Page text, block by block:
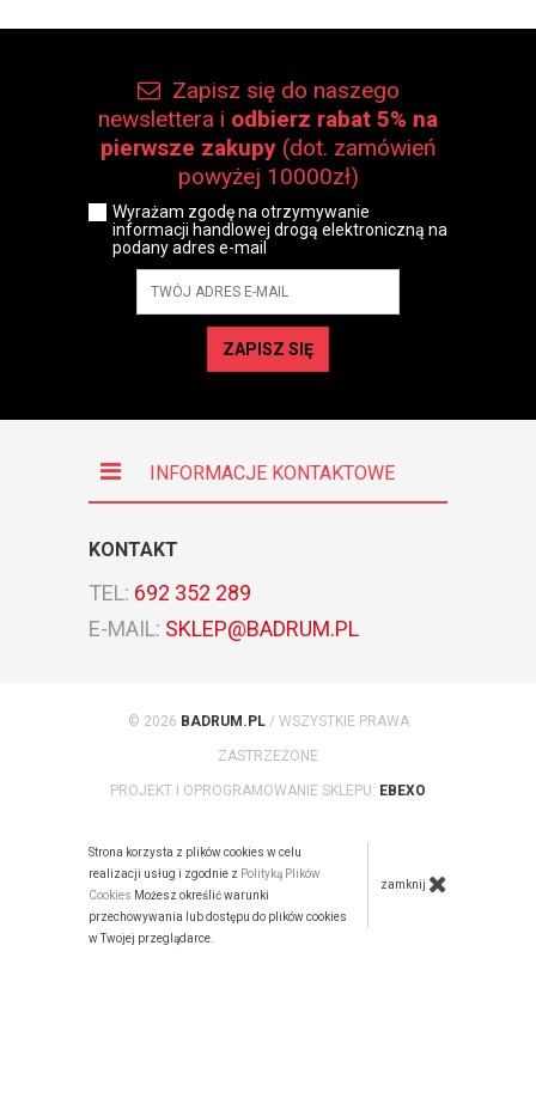
Zapisz się do naszego
newslettera i odbierz rabat 5% na
pierwsze zakupy (dot. zamówień
powyżej 10000zł)
Wyrażam zgodę na otrzymywanie
informacji handlowej drogą elektroniczną na
podany adres e-mail
ZAPISZ SIĘ
INFORMACJE KONTAKTOWE
KONTAKT
TEL: 692 352 289
E-MAIL: SKLEP@BADRUM.PL
© 2026 BADRUM.PL/ WSZYSTKIE PRAWA
ZASTRZEŻONE
PROJEKT I OPROGRAMOWANIE SKLEPU: EBEXO
Strona korzysta z plików cookies w celu
realizacji usług i zgodnie z Polityką Plików
Cookies Możesz określić warunki
przechowywania lub dostępu do plików cookies
w Twojej przeglądarce.
zamknij